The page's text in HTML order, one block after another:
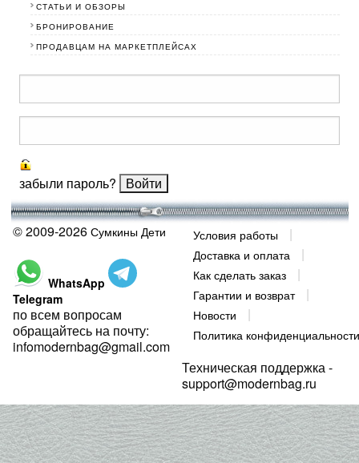
СТАТЬИ И ОБЗОРЫ
БРОНИРОВАНИЕ
ПРОДАВЦАМ НА МАРКЕТПЛЕЙСАХ
забыли пароль?
© 2009-2026 Сумкины Дети
WhatsApp
Telegram
по всем вопросам
обращайтесь на почту:
infomodernbag@gmail.com
Условия работы
Доставка и оплата
Как сделать заказ
Гарантии и возврат
Новости
Политика конфиденциальности
Техническая поддержка -
support@modernbag.ru